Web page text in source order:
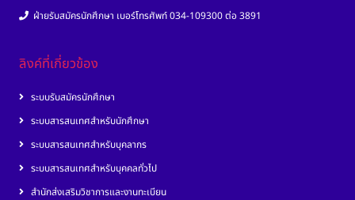
ฝ่ายรับสมัครนักศึกษา เบอร์โทรศัพท์ 034-109300 ต่อ 3891
ลิงค์ที่เกี่ยวข้อง
ระบบรับสมัครนักศึกษา
ระบบสารสนเทศสำหรับนักศึกษา
ระบบสารสนเทศสำหรับบุคลากร
ระบบสารสนเทศสำหรับบุคคลทั่วไป
สำนักส่งเสริมวิชาการและงานทะเบียน